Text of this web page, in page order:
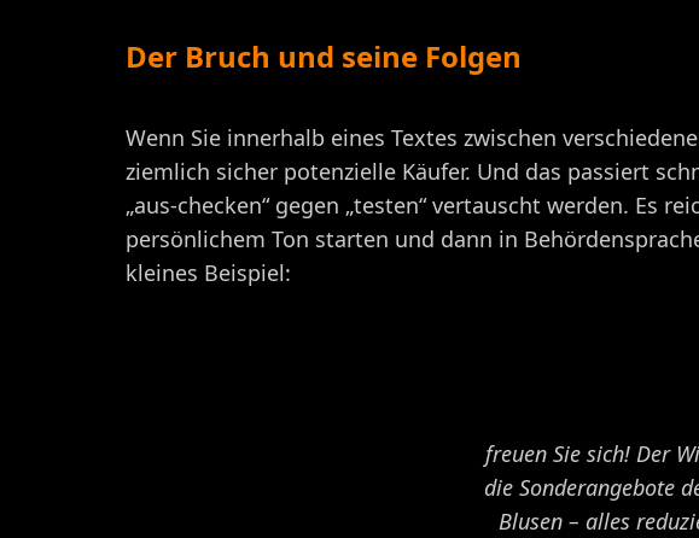
Der Bruch und seine Folgen
Wenn Sie innerhalb eines Textes zwischen
ziemlich sicher potenzielle Käufer. Und das passiert
„aus-checken“ gegen „testen“ vertauscht werden. Es
persönlichem Ton starten und dann in
kleines Beispiel:
freuen Sie sich! Der
die Sonderangebote
Blusen – alles